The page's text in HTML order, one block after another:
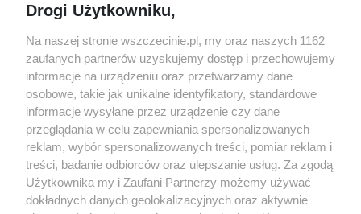
targi
Wernisaże
Więcej
Specjalny koncert z okazji
20. urodzin portalu
wSzczecinie.pl
Regulamin konkursów
śniadaniówka "Hej
Szczecin! Jest piątek!"
Partnerzy
Drogi Użytkowniku,
Na naszej stronie wszczecinie.pl, my oraz naszych 1162
zaufanych partnerów uzyskujemy dostęp i przechowujemy
informacje na urządzeniu oraz przetwarzamy dane
osobowe, takie jak unikalne identyfikatory, standardowe
informacje wysyłane przez urządzenie czy dane
przeglądania w celu zapewniania spersonalizowanych
reklam, wybór spersonalizowanych treści, pomiar reklam i
treści, badanie odbiorców oraz ulepszanie usług. Za zgodą
Użytkownika my i Zaufani Partnerzy możemy używać
dokładnych danych geolokalizacyjnych oraz aktywnie